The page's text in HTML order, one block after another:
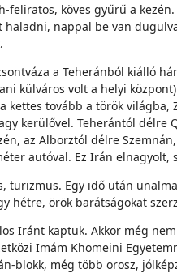
feliratos, köves gyűrű a
nappal be van
a Teheránból kiálló
külváros volt a helyi
kettes tovább a török
kerülővel. Teherántól délre
az Alborztól délre
autóval. Ez Irán
turizmus. Egy idő után
hétre, örök barátságokat
Iránt kaptuk. Akkor még
Imám Khomeini
blokk, még több orosz,